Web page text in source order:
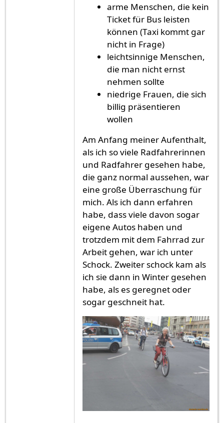
arme Menschen, die kein
Ticket für Bus leisten
können (Taxi kommt gar
nicht in Frage)
leichtsinnige Menschen,
die man nicht ernst
nehmen sollte
niedrige Frauen, die sich
billig präsentieren
wollen
Am Anfang meiner Aufenthalt,
als ich so viele Radfahrerinnen
und Radfahrer gesehen habe,
die ganz normal aussehen, war
eine große Überraschung für
mich. Als ich dann erfahren
habe, dass viele davon sogar
eigene Autos haben und
trotzdem mit dem Fahrrad zur
Arbeit gehen, war ich unter
Schock. Zweiter schock kam als
ich sie dann in Winter gesehen
habe, als es geregnet oder
sogar geschneit hat.